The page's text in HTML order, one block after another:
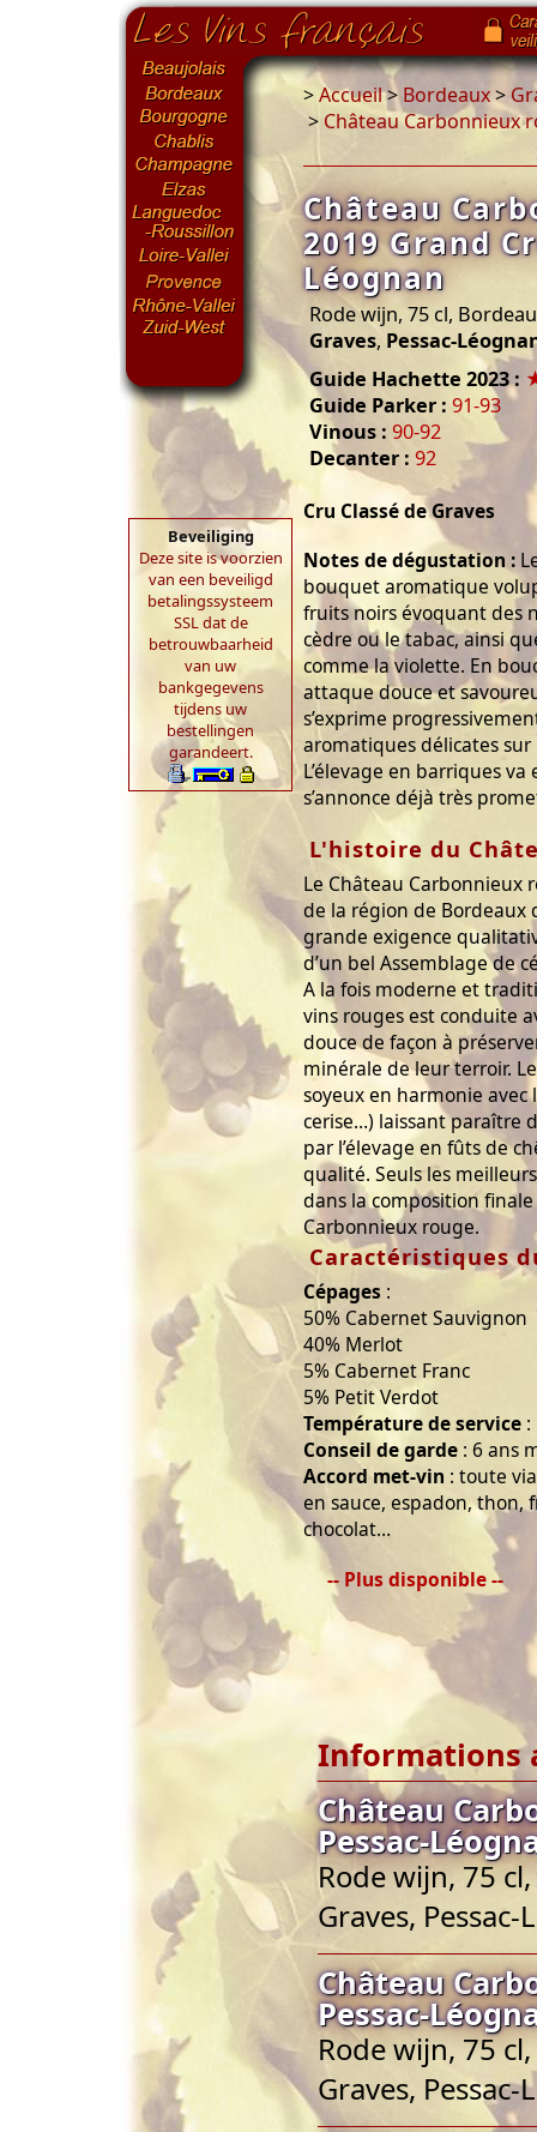
Beveiliging
Deze site is voorzien
van een beveiligd
betalingssysteem
SSL dat de
betrouwbaarheid
van uw
bankgegevens
tijdens uw
bestellingen
garandeert.
>Accueil>Bordeaux>
> Château Carbonnieux
Château
2019 Grand
Léognan
Rode wijn, 75 cl,
Graves, Pessac-
Guide Hachette 2023 :
Guide Parker : 91-93
Vinous : 90-92
Decanter : 92
Cru Classé de Graves
Notes de dégustation :
bouquet aromatique
fruits noirs évoquant des
cèdre ou le tabac, ainsi
comme la violette. En
attaque douce et
s’exprime
aromatiques délicates sur
L’élevage en barriques
s’annonce déjà très
L'histoire du
Le Château Carbonnieux
de la région de Bordeaux
grande exigence
d’un bel Assemblage de
A la fois moderne et
vins rouges est conduite
douce de façon à
minérale de leur terroir.
soyeux en harmonie avec
cerise…) laissant paraître
par l’élevage en fûts de
qualité. Seuls les
dans la composition
Carbonnieux rouge.
Caractéristiques
Cépages :
50% Cabernet Sauvignon
40% Merlot
5% Cabernet Franc
5% Petit Verdot
Température de service :
Conseil de garde : 6 ans
Accord met-vin : toute
en sauce, espadon, thon,
chocolat…
-- Plus disponible --
Informations
Château
Pessac-
Rode wijn, 75
Graves,
Château
Pessac-
Rode wijn, 75
Graves,